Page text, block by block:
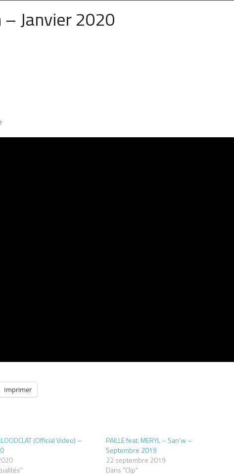
Janvier 2020
Imprimer
(Official Video) –
PAILLE feat. MERYL – San’w –
Septembre 2019
22 septembre 2019
Dans "Clip"